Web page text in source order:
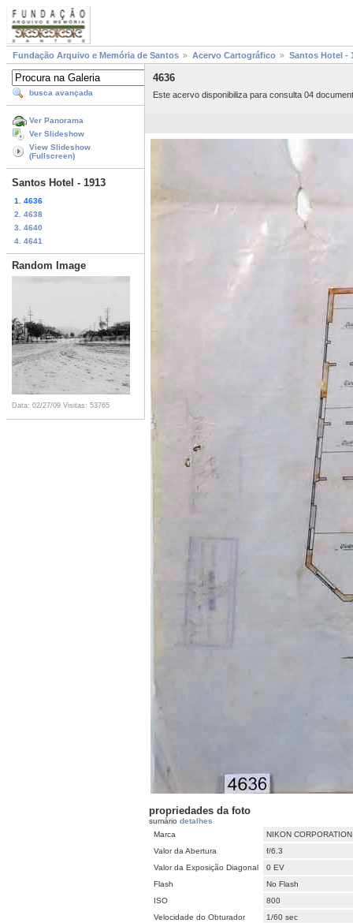
Fundação Arquivo e Memória de Santos Acervo Cartográfico Santos Hotel -
busca avançada
Ver Panorama
Ver Slideshow
View Slideshow
(Fullscreen)
Santos Hotel - 1913
1. 4636
2. 4638
3. 4640
4. 4641
Random Image
Data: 02/27/09 Visitas: 53765
4636
Este acervo disponibiliza para consulta 04
propriedades da foto
sumário detalhes
Marca
NIKON CORPORATION
Valor da Abertura
f/6.3
Valor da Exposição Diagonal
0 EV
Flash
No Flash
ISO
800
Velocidade do Obturador
1/60 sec